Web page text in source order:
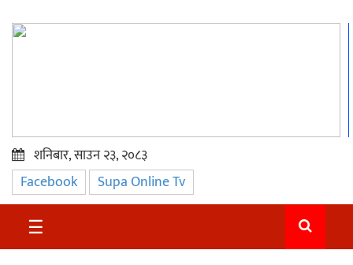
प्रमुख
समाचार
सुदुर
शनिबार, साउन २३, २०८३
Facebook Supa Online Tv
☰